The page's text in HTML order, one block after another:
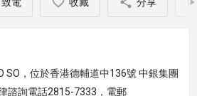
SO，位於香港德輔道中136號 中銀集團
諮詢電話2815-7333，電郵